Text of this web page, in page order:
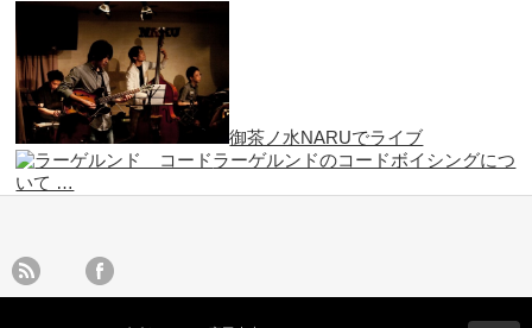
御茶ノ水NARUでライブ
ラーゲルンドのコードボイシングにつ
いて …